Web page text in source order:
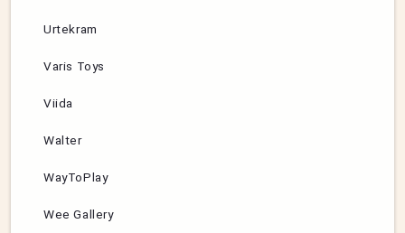
Urtekram
Varis Toys
Viida
Walter
WayToPlay
Wee Gallery